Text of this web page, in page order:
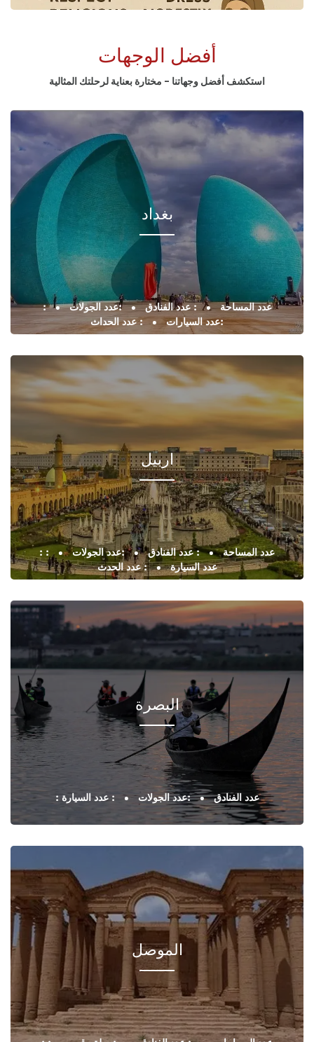
أفضل الوجهات
استكشف أفضل وجهاتنا - مختارة بعناية لرحلتك المثالية
بغداد
: عدد المساحة : عدد الفنادق
:عدد الجولات
:عدد السيارات
: عدد الحداث
اربيل
: عدد المساحة : عدد الفنادق :عدد الجولات
:
عدد السيارة
: عدد الحدث
البصرة
: عدد الفنادق :عدد الجولات : عدد السيارة
الموصل